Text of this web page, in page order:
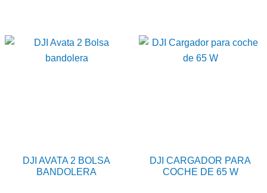
DJI AVATA 2 BOLSA
BANDOLERA
DJI CARGADOR PARA
COCHE DE 65 W